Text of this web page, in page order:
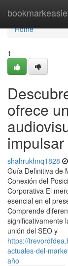
Home
Home
1
ofrece
shahrukhnq1828
Guía Definitiva de
Conexión del
Corporativa El
esencial en el
Comprende
significativamente
unión del SEO y
https://
actuales-del-
año